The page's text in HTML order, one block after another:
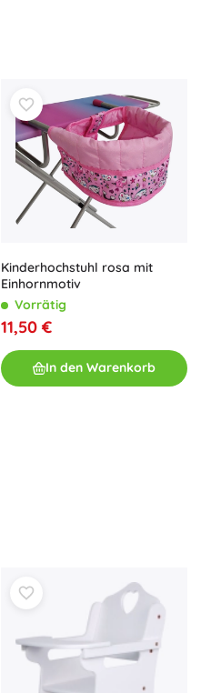
Kinderhochstuhl rosa mit
Einhornmotiv
Vorrätig
11,50 €
In den Warenkorb